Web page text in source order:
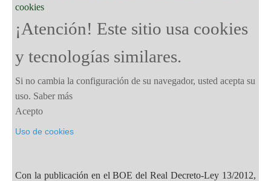
cookies
¡Atención! Este sitio usa cookies
y tecnologías similares.
Si no cambia la configuración de su navegador, usted acepta su
uso. Saber más
Acepto
Uso de cookies
Con la publicación en el BOE del Real Decreto-Ley 13/2012,